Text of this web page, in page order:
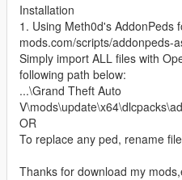
Installation
1. Using Meth0d's AddonPeds
mods.com/scripts/addonpeds-
Simply import ALL files with
following path below:
...\Grand Theft Auto
OR
To replace any ped, rename
Thanks for download my